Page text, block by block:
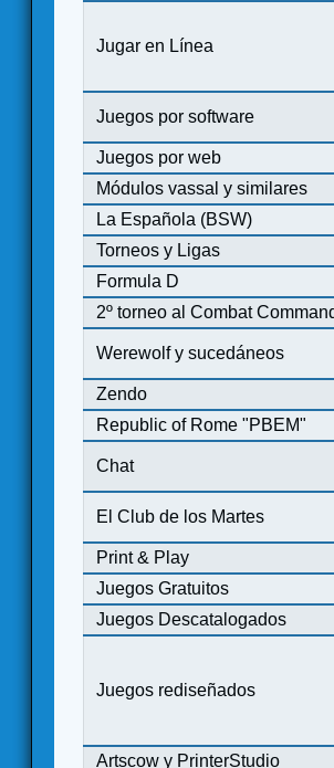
Jugar en Línea
Juegos por software
Juegos por web
Módulos vassal y similares
La Española (BSW)
Torneos y Ligas
Formula D
2º torneo al Combat
Werewolf y sucedáneos
Zendo
Republic of Rome "PBEM"
Chat
El Club de los Martes
Print & Play
Juegos Gratuitos
Juegos Descatalogados
Juegos rediseñados
Artscow y PrinterStudio